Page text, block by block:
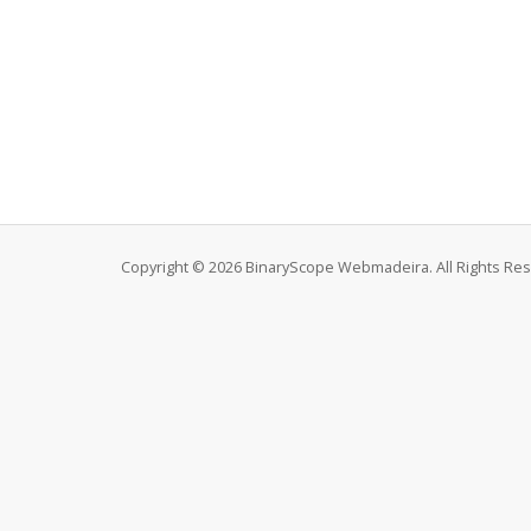
Copyright © 2026 BinaryScope Webmadeira. All Rights